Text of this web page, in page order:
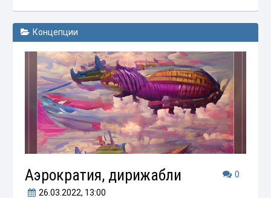
Концепции
0
Аэрократия, дирижабли
26.03.2022, 13:00